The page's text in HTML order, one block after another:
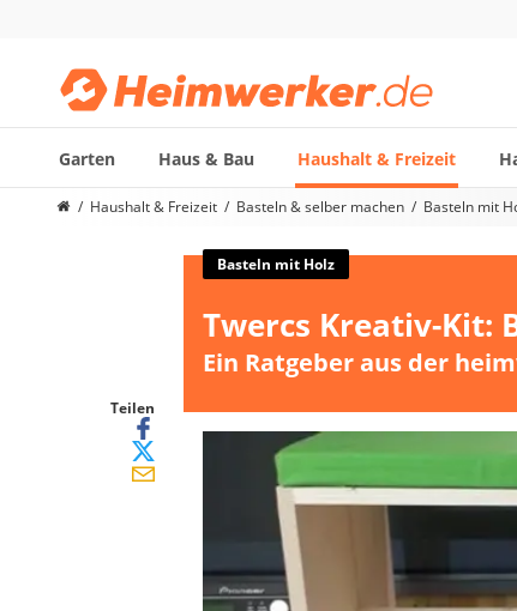
Garten Haus & Bau Haushalt & Freizeit
Die beliebtesten Vergleiche nach Kategorie
Induktionskochfeld
Tischgeschirrspüler
Elektronische Dartscheibe
Haushalt & Freizeit Basteln & selber machen Basteln mit
Teilen
Basteln mit Holz
Twercs Kreativ-Kit:
Ein Ratgeber aus der